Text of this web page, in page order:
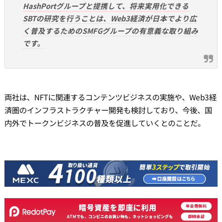
HashPortグループと提携して、将来実用化できる
SBTの研究を行うことは、Web3経済が日本でより広
く普及するためのSMFGグループの有意義な取り組み
です。
両社は、NFTに関連するコンテンツビジネスの実施や、Web3経
済圏のインフラストラクチャー開発も検討しており、今後、国
内外でトークンビジネスの普及を促進していくとのことだ。